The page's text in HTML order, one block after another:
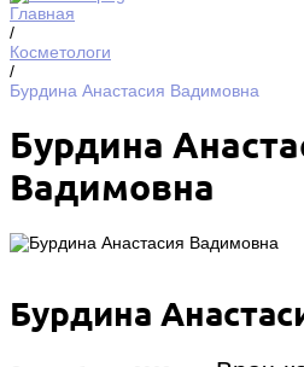
Главная
/
Косметологи
/
Бурдина Анастасия Вадимовна
Бурдина
Вадимовна
Бурдина